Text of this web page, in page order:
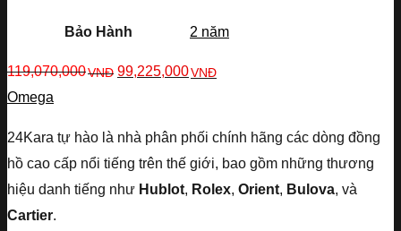
Bảo Hành 2 năm
119,070,000VNĐ 99,225,000VNĐ
Omega
24Kara tự hào là nhà phân phối chính hãng các dòng đồng
hồ cao cấp nổi tiếng trên thế giới, bao gồm những thương
hiệu danh tiếng như Hublot, Rolex, Orient, Bulova, và
Cartier.